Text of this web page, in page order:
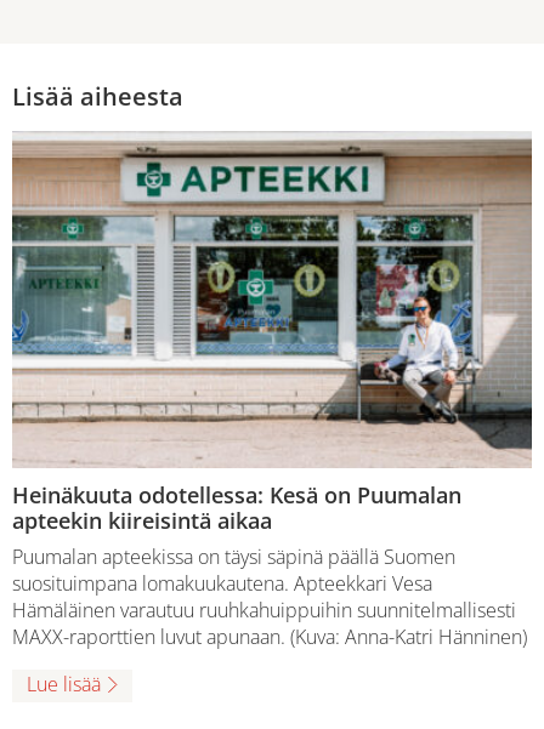
Lisää aiheesta
Heinäkuuta odotellessa: Kesä on Puumalan
apteekin kiireisintä aikaa
Puumalan apteekissa on täysi säpinä päällä Suomen
suosituimpana lomakuukautena. Apteekkari Vesa
Hämäläinen varautuu ruuhkahuippuihin suunnitelmallisesti
MAXX-raporttien luvut apunaan. (Kuva: Anna-Katri Hänninen)
Lue lisää